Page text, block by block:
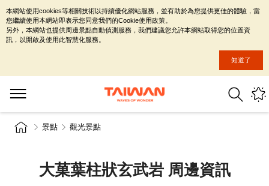
景點 觀光景點
大菓葉柱狀玄武岩 周邊資訊
本網站使用cookies等相關技術以持續優化網站服務，並有助於為您提供更佳的體驗，當
您繼續使用本網站即表示您同意我們的Cookie使用政策。
另外，本網站也提供周邊景點自動偵測服務，我們建議您允許本網站取得您的位置資
訊，以開啟及使用此智慧化服務。
知道了